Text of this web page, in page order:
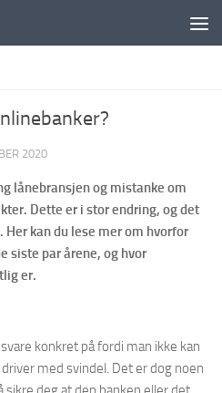
2020
lånebransjen og mistanke om
Dette er i stor endring, og det
kan du lese mer om hvorfor
siste par årene, og hvor
er.
konkret på fordi man ikke kan
med svindel. Det er dog noen